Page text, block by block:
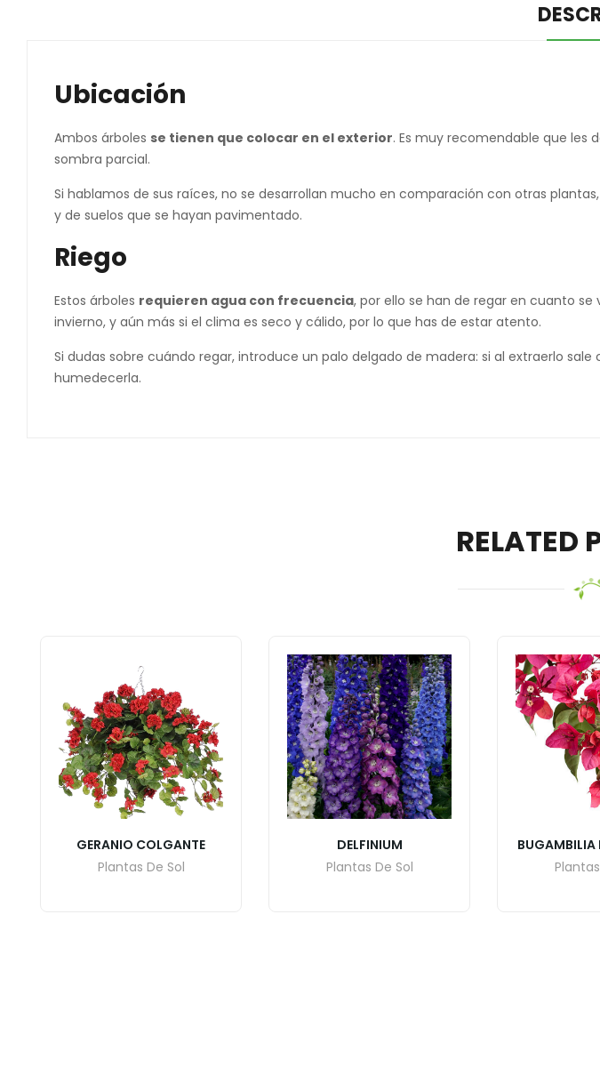
Ubicación
Ambos árboles se tienen que colocar en el exterior. Es muy recomendable que les
sombra parcial.
Si hablamos de sus raíces, no se desarrollan mucho en comparación con otras
y de suelos que se hayan pavimentado.
Riego
Estos árboles requieren agua con frecuencia, por ello se han de regar en cuanto
invierno, y aún más si el clima es seco y cálido, por lo que has de estar atento.
Si dudas sobre cuándo regar, introduce un palo delgado de madera: si al extraerlo
humedecerla.
RELATED
GERANIO COLGANTE
Plantas De Sol
DELFINIUM
Plantas De Sol
BUGAMBILIA